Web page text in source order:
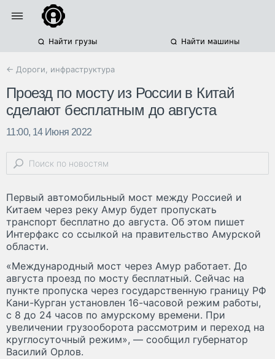
Найти грузы Найти машины
← Дороги, инфраструктура
Проезд по мосту из России в Китай
сделают бесплатным до августа
11:00, 14 Июня 2022
Первый автомобильный мост между Россией и
Китаем через реку Амур будет пропускать
транспорт бесплатно до августа. Об этом пишет
Интерфакс со ссылкой на правительство Амурской
области.
«Международный мост через Амур работает. До
августа проезд по мосту бесплатный. Сейчас на
пункте пропуска через государственную границу РФ
Кани-Курган установлен 16-часовой режим работы,
с 8 до 24 часов по амурскому времени. При
увеличении грузооборота рассмотрим и переход на
круглосуточный режим», — сообщил губернатор
Василий Орлов.